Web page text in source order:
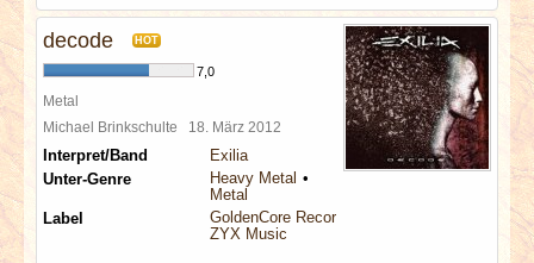
decode HOT
7,0
Metal
Michael Brinkschulte 18. März 2012
Interpret/Band
Exilia
Unter-Genre
Heavy Metal
Metal
Label
GoldenCore Records
ZYX Music